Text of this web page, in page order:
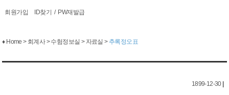
회원가입 ID찾기 / PW재발급
♦ Home > 회계사 > 수험정보실 > 자료실 > 추록정오표
1899-12-30 |